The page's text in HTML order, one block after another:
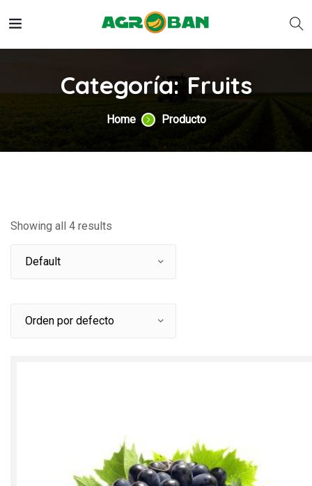
Categoría:Fruits
Home Producto
Showing all 4 results